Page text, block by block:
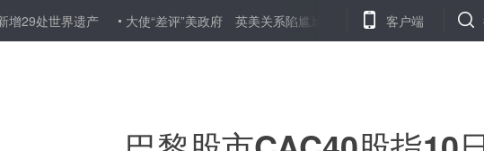
世界遗产 大使“差评”美政府 英美关系陷尴尬 人民日报评论员：把带头做
客户端